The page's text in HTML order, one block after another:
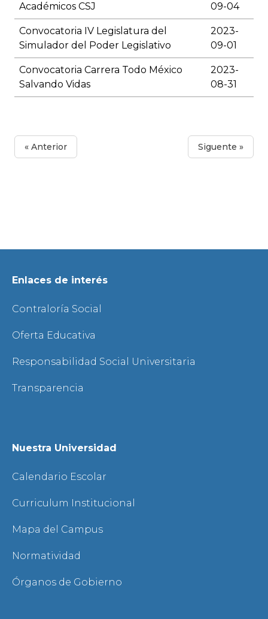
Académicos CSJ
09-04
Convocatoria IV Legislatura del
Simulador del Poder Legislativo
2023-
09-01
Convocatoria Carrera Todo México
Salvando Vidas
2023-
08-31
« Anterior Siguente »
Enlaces de interés
Contraloría Social
Oferta Educativa
Responsabilidad Social Universitaria
Transparencia
Nuestra Universidad
Calendario Escolar
Curriculum Institucional
Mapa del Campus
Normatividad
Órganos de Gobierno